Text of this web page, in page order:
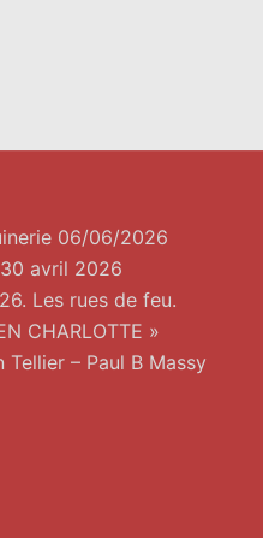
06/06/2026
avril 2026
Les rues de feu.
CHARLOTTE »
– Paul B Massy